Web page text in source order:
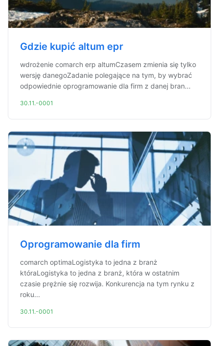
Gdzie kupić altum epr
wdrożenie comarch erp altumCzasem zmienia się tylko
wersję danegoZadanie polegające na tym, by wybrać
odpowiednie oprogramowanie dla firm z danej bran...
30.11.-0001
Oprogramowanie dla firm
comarch optimaLogistyka to jedna z branż
któraLogistyka to jedna z branż, która w ostatnim
czasie prężnie się rozwija. Konkurencja na tym rynku z
roku...
30.11.-0001